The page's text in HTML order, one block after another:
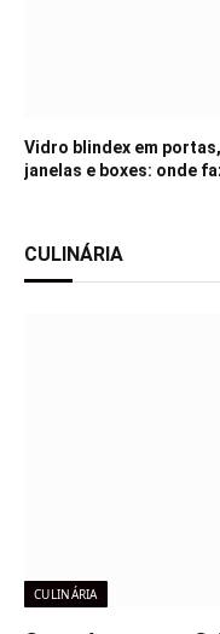
Vidro blindex em portas,
janelas e boxes: onde
CULINÁRIA
CULINÁRIA